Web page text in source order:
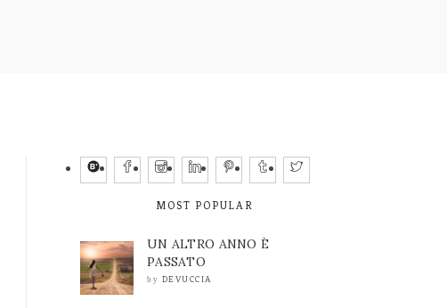
MOST POPULAR
UN ALTRO ANNO È
PASSATO
by DEVUCCIA